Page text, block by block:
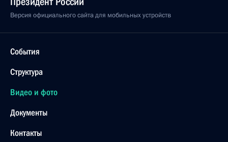
Версия официального сайта для мобильных устройств
События
Структура
Видео и фото
Документы
Контакты